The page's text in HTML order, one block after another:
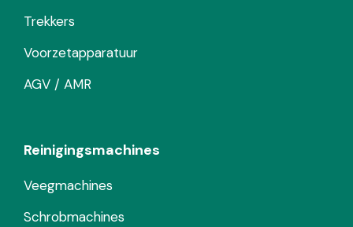
Trekkers
Voorzetapparatuur
AGV / AMR
Reinigingsmachines
Veegmachines
Schrobmachines